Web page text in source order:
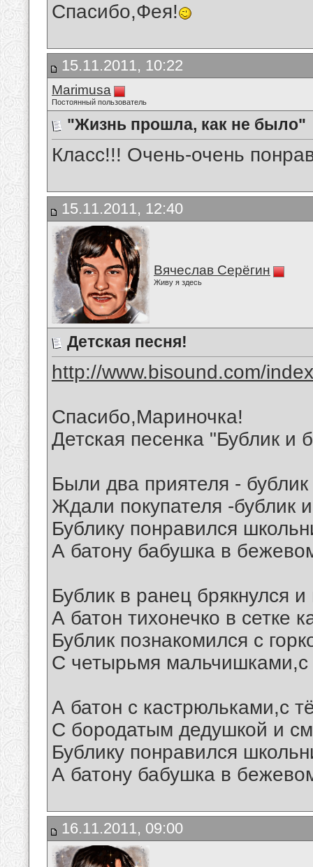
Спасибо,Фея!
15.11.2011, 10:22
Marimusa
Постоянный пользователь
"Жизнь прошла, как не было"
Класс!!! Очень-очень
15.11.2011, 12:40
Вячеслав Серёгин
Живу я здесь
Детская песня!
http://www.bisound.com/
Спасибо,Мариночка!
Детская песенка "Бублик и
Были два приятеля - бублик
Ждали покупателя -бублик
Бублику понравился
А батону бабушка в
Бублик в ранец брякнулся и
А батон тихонечко в сетке
Бублик познакомился с
С четырьмя мальчишками,с
А батон с кастрюльками,с
С бородатым дедушкой и
Бублику понравился
А батону бабушка в
16.11.2011, 09:00